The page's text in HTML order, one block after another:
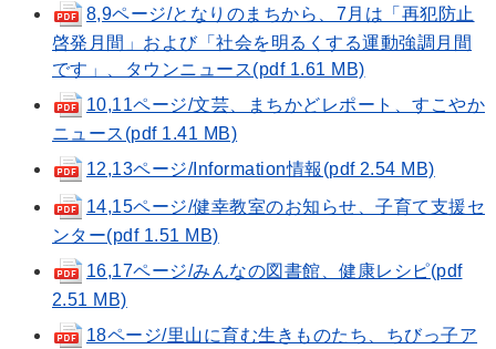
8,9ページ/となりのまちから、7月は「再犯防止
啓発月間」および「社会を明るくする運動強調月間
です」、タウンニュース(pdf 1.61 MB)
10,11ページ/文芸、まちかどレポート、すこやか
ニュース(pdf 1.41 MB)
12,13ページ/Information情報(pdf 2.54 MB)
14,15ページ/健幸教室のお知らせ、子育て支援セ
ンター(pdf 1.51 MB)
16,17ページ/みんなの図書館、健康レシピ(pdf
2.51 MB)
18ページ/里山に育む生きものたち、ちびっ子ア